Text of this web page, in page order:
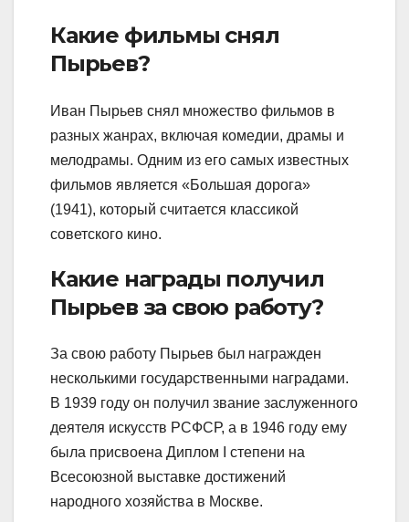
Какие фильмы снял
Пырьев?
Иван Пырьев снял множество фильмов в
разных жанрах, включая комедии, драмы и
мелодрамы. Одним из его самых известных
фильмов является «Большая дорога»
(1941), который считается классикой
советского кино.
Какие награды получил
Пырьев за свою работу?
За свою работу Пырьев был награжден
несколькими государственными наградами.
В 1939 году он получил звание заслуженного
деятеля искусств РСФСР, а в 1946 году ему
была присвоена Диплом I степени на
Всесоюзной выставке достижений
народного хозяйства в Москве.